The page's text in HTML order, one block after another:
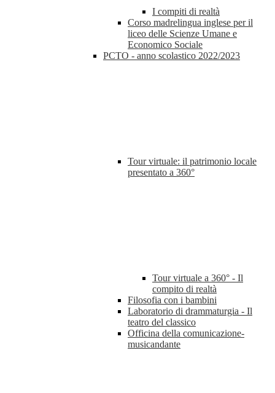
I compiti di realtà
Corso madrelingua inglese per il
liceo delle Scienze Umane e
Economico Sociale
PCTO - anno scolastico 2022/2023
Tour virtuale: il patrimonio locale
presentato a 360°
Tour virtuale a 360° - Il
compito di realtà
Filosofia con i bambini
Laboratorio di drammaturgia - Il
teatro del classico
Officina della comunicazione-
musicandante